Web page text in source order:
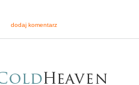
dodaj komentarz